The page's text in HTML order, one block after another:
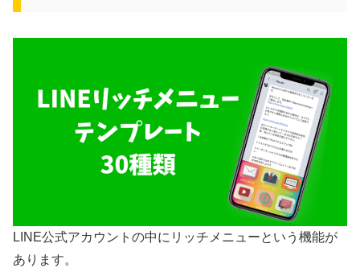
LINE公式アカウントの中にリッチメニューという機能が
あります。